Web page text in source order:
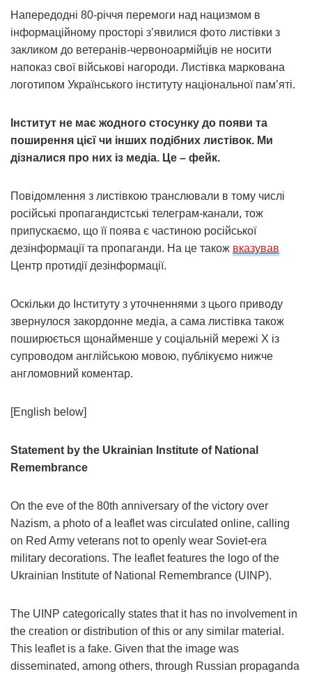
Напередодні 80-річчя перемоги над нацизмом в
інформаційному просторі зʼявилися фото листівки з
закликом до ветеранів-червоноармійців не носити
напоказ свої військові нагороди. Листівка маркована
логотипом Українського інституту національної памʼяті.
Інститут не має жодного стосунку до появи та
поширення цієї чи інших подібних листівок. Ми
дізналися про них із медіа. Це – фейк.
Повідомлення з листівкою транслювали в тому числі
російські пропагандистські телеграм-канали, тож
припускаємо, що її поява є частиною російської
дезінформації та пропаганди. На це також вказував
Центр протидії дезінформації.
Оскільки до Інституту з уточненнями з цього приводу
звернулося закордонне медіа, а сама листівка також
поширюється щонайменше у соціальній мережі X із
супроводом англійською мовою, публікуємо нижче
англомовний коментар.
[English below]
Statement by the Ukrainian Institute of National
Remembrance
On the eve of the 80th anniversary of the victory over
Nazism, a photo of a leaflet was circulated online, calling
on Red Army veterans not to openly wear Soviet-era
military decorations. The leaflet features the logo of the
Ukrainian Institute of National Remembrance (UINP).
The UINP categorically states that it has no involvement in
the creation or distribution of this or any similar material.
This leaflet is a fake. Given that the image was
disseminated, among others, through Russian propaganda